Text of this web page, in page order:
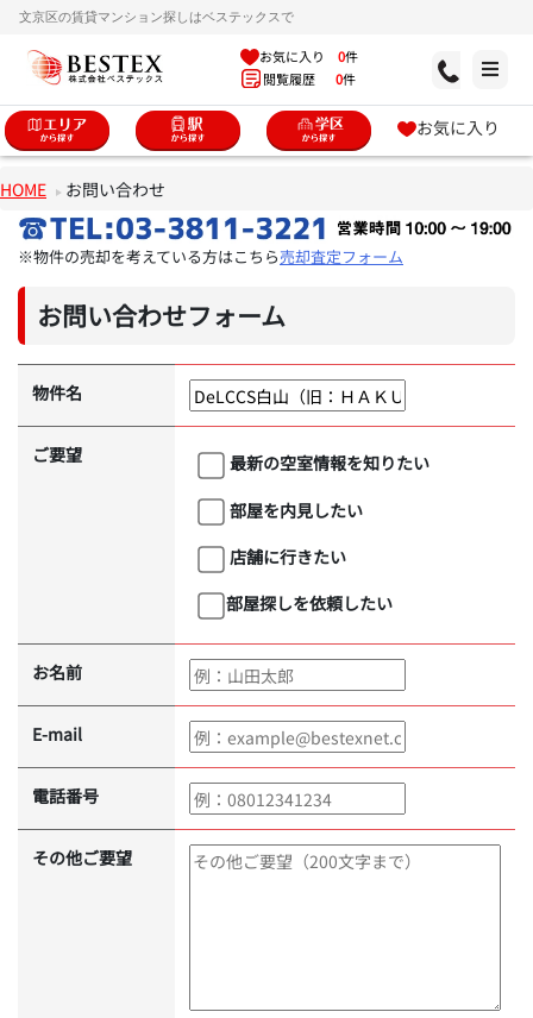
文京区の賃貸マンション探しはベステックスで
お気に入り 0件
閲覧履歴 0件
お気に入り
HOME お問い合わせ
※物件の売却を考えている方はこちら売却査定フォーム
お問い合わせフォーム
物件名
ご要望
最新の空室情報を知りたい
部屋を内見したい
店舗に行きたい
部屋探しを依頼したい
お名前
E-mail
電話番号
その他ご要望